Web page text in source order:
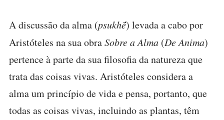
A discussão da alma (psukhḗ) levada a cabo por
Aristóteles na sua obraSobre a Alma (De Anima)
pertence à parte da sua filosofia da natureza que
trata das coisas vivas. Aristóteles considera a
alma um princípio de vida e pensa, portanto, que
todas as coisas vivas, incluindo as plantas, têm